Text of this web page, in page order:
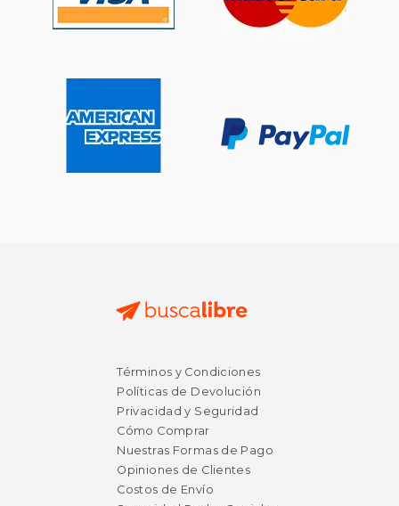
Términos y Condiciones
Políticas de Devolución
Privacidad y Seguridad
Cómo Comprar
Nuestras Formas de Pago
Opiniones de Clientes
Costos de Envío